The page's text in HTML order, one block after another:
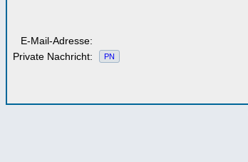
E-Mail-Adresse:
Private Nachricht:
PN